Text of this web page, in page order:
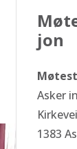
jon
Asker
1383